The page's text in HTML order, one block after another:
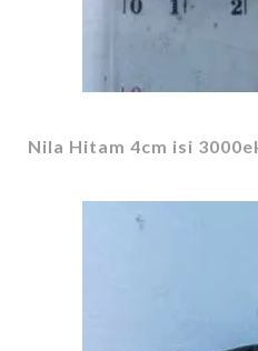
Nila Hitam 4cm isi